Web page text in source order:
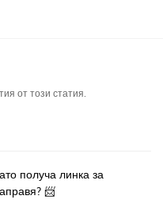
от този статия.
получа линка за
📨